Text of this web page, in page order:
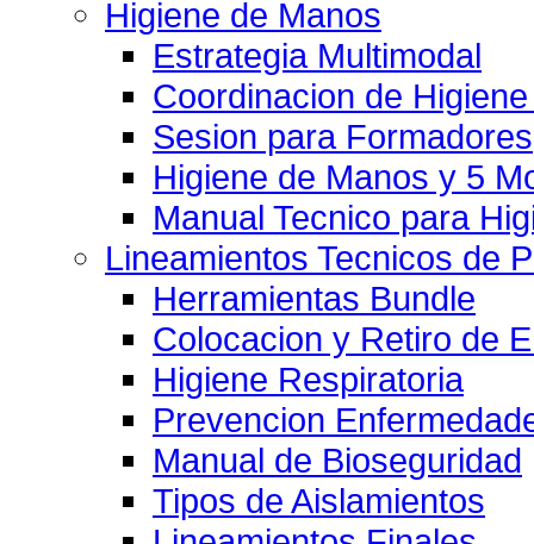
Higiene de Manos
Estrategia Multimodal
Coordinacion de
Sesion para
Higiene de Manos y 5
Manual Tecnico para
Lineamientos Tecnicos de
Herramientas Bundle
Colocacion y Retiro de
Higiene Respiratoria
Prevencion
Manual de Bioseguridad
Tipos de Aislamientos